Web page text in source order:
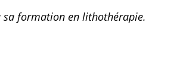
formation en lithothérapie.